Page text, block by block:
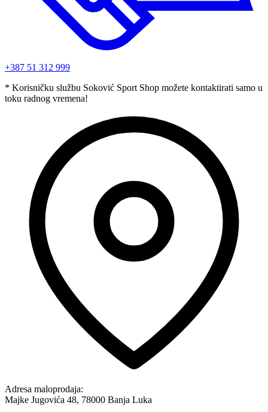
+387 51 312 999
* Korisničku službu Soković Sport Shop možete kontaktirati samo u
toku radnog vremena!
Adresa maloprodaja:
Majke Jugovića 48, 78000 Banja Luka